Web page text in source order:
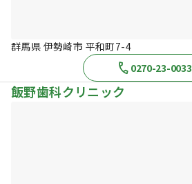
群馬県 伊勢崎市 平和町7-4
0270-23-0033
飯野歯科クリニック